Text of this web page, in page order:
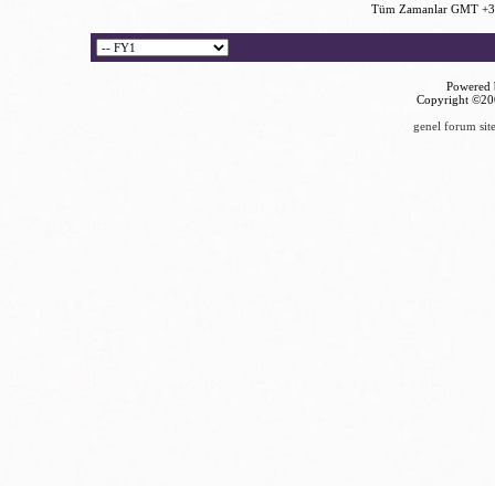
Tüm Zamanlar GMT
Copyright
genel forum